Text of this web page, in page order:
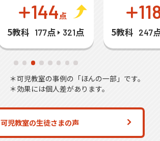
144点
5教科 177点 321点 5教科 247
＊可児教室の事例の「ほんの一部」です。
＊効果には個人差があります。
可児教室の生徒さまの声